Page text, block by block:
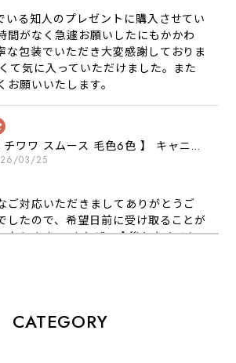
いる知人のプレゼントに購入させてい
間がなく急遽お願いしたにもかかわ
な包装でいただき大変感謝しておりま
て気に入っていただけました。また
願いいたします。
【 チワワ スムース 毛色6色 】 キャニスター 保存容器 お家用 プレゼント 犬 ペット うちの子 犬グッズ
03/25
ご対応いただきましてありがとうご
したので、希望日前に受け取ることが
おります！ またぜひ今後ともよろし
01/16
CATEGORY